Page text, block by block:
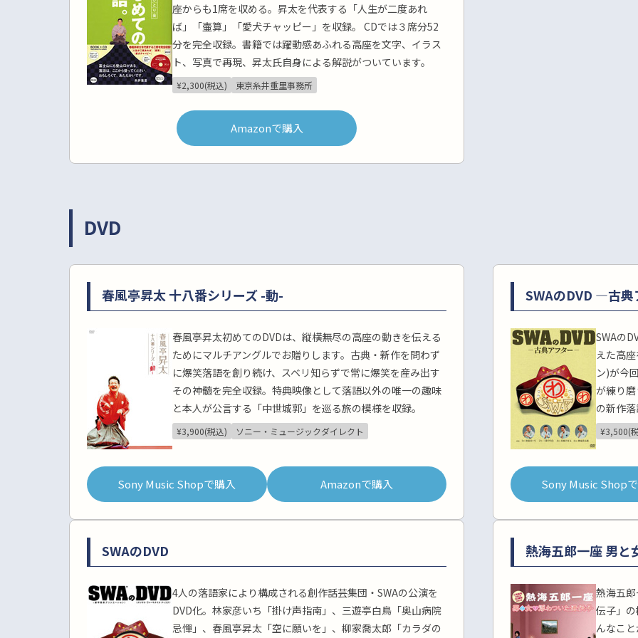
座からも1席を収める。昇太を代表する「人生が二度あれ
ば」「壷算」「愛犬チャッピー」を収録。 CDでは３席分52
分を完全収録。書籍では躍動感あふれる高座を文字、イラス
ト、写真で再現、昇太氏自身による解説がついています。
¥2,300(税込) 東京糸井重里事務所
Amazonで購入
DVD
春風亭昇太 十八番シリーズ -動-
春風亭昇太初めてのDVDは、縦横無尽の高座の動きを伝える
ためにマルチアングルでお贈りします。古典・新作を問わず
に爆笑落語を創り続け、スベリ知らずで常に爆笑を産み出す
その神髄を完全収録。特典映像として落語以外の唯一の趣味
と本人が公言する「中世城郭」を巡る旅の模様を収録。
¥3,900(税込) ソニー・ミュージックダイレクト
Sony Music Shopで購入 Amazonで購入
SWAのDVD ―古
SWAの
えた高
ン)が今
が練り
の新作
¥3,500(
Sony Music Shop
SWAのDVD
4人の落語家により構成される創作話芸集団・SWAの公演を
DVD化。林家彦いち「掛け声指南」、三遊亭白鳥「奥山病院
忌憚」、春風亭昇太「空に願いを」、柳家喬太郎「カラダの
熱海五郎一座 男と
熱海五
伝子」
んなこ